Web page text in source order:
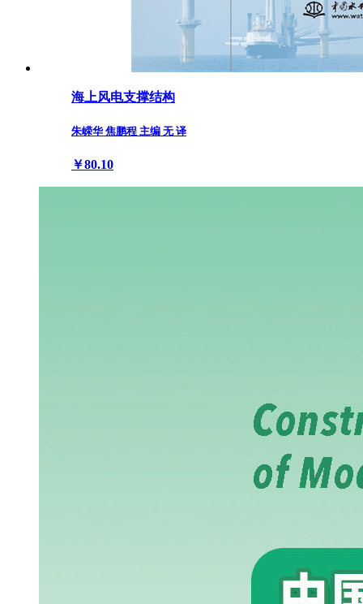
海上风电支撑结构
朱嵘华 焦鹏程 主编 无 译
￥80.10